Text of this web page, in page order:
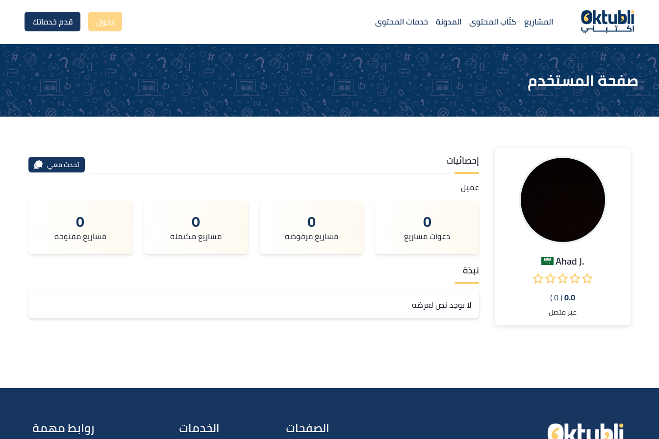
المشاريع كتّاب المحتوى المدونة خدمات المحتوى دخول قدم خدماتك
صفحة المستخدم
.Ahad J
0.0
( 0 )
غير متصل
إحصائيات تحدث معي
عميل
0
دعوات مشاريع
0
مشاريع مرفوضة
0
مشاريع مكتملة
0
مشاريع مفتوحة
نبذة
لا يوجد نص لعرضه
الصفحات الخدمات روابط مهمة